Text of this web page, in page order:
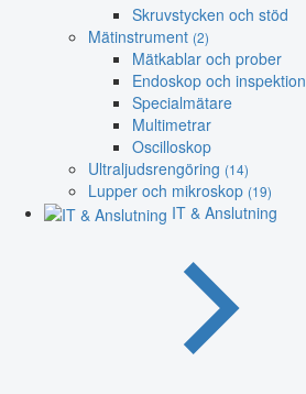
Skruvstycken och stöd
Mätinstrument (2)
Mätkablar och prober
Endoskop och inspektion
Specialmätare
Multimetrar
Oscilloskop
Ultraljudsrengöring (14)
Lupper och mikroskop (19)
IT & Anslutning